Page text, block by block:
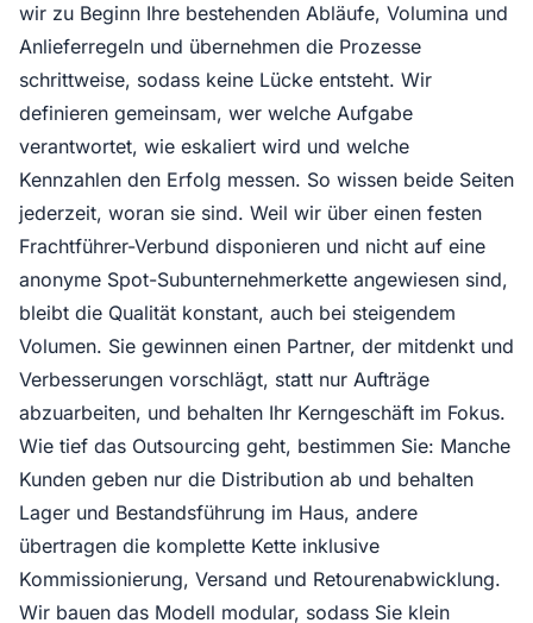
wir zu Beginn Ihre bestehenden Abläufe, Volumina und
Anlieferregeln und übernehmen die Prozesse
schrittweise, sodass keine Lücke entsteht. Wir
definieren gemeinsam, wer welche Aufgabe
verantwortet, wie eskaliert wird und welche
Kennzahlen den Erfolg messen. So wissen beide Seiten
jederzeit, woran sie sind. Weil wir über einen festen
Frachtführer-Verbund disponieren und nicht auf eine
anonyme Spot-Subunternehmerkette angewiesen sind,
bleibt die Qualität konstant, auch bei steigendem
Volumen. Sie gewinnen einen Partner, der mitdenkt und
Verbesserungen vorschlägt, statt nur Aufträge
abzuarbeiten, und behalten Ihr Kerngeschäft im Fokus.
Wie tief das Outsourcing geht, bestimmen Sie: Manche
Kunden geben nur die Distribution ab und behalten
Lager und Bestandsführung im Haus, andere
übertragen die komplette Kette inklusive
Kommissionierung, Versand und Retourenabwicklung.
Wir bauen das Modell modular, sodass Sie klein